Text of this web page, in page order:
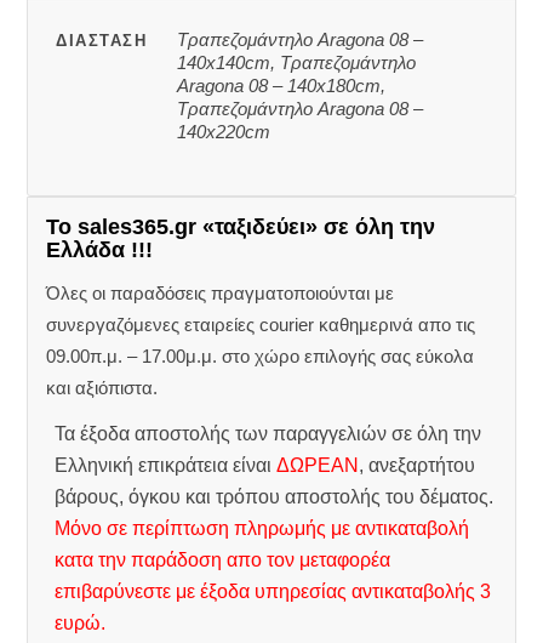
ΔΙΆΣΤΑΣΗ
Τραπεζομάντηλο Aragona 08 –
140x140cm, Τραπεζομάντηλο
Aragona 08 – 140x180cm,
Τραπεζομάντηλο Aragona 08 –
140x220cm
Το sales365.gr «ταξιδεύει» σε όλη την
Ελλάδα !!!
Όλες οι παραδόσεις πραγματοποιούνται με
συνεργαζόμενες εταιρείες courier καθημερινά απο τις
09.00π.μ. – 17.00μ.μ. στο χώρο επιλογής σας εύκολα
και αξιόπιστα.
Τα έξοδα αποστολής των παραγγελιών σε όλη την
Ελληνική επικράτεια είναιΔΩΡΕΑΝ , ανεξαρτήτου
βάρους, όγκου και τρόπου αποστολής του δέματος.
Μόνο σε περίπτωση πληρωμής με αντικαταβολή
κατα την παράδοση απο τον μεταφορέα
επιβαρύνεστε με έξοδα υπηρεσίας αντικαταβολής 3
ευρώ.